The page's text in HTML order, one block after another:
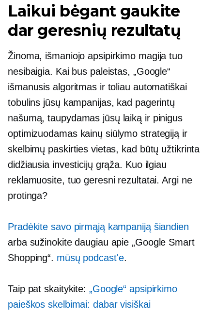
Laikui bėgant gaukite
dar geresnių rezultatų
Žinoma, išmaniojo apsipirkimo magija tuo
nesibaigia. Kai bus paleistas, „Google“
išmanusis algoritmas ir toliau automatiškai
tobulins jūsų kampanijas, kad pagerintų
našumą, taupydamas jūsų laiką ir pinigus
optimizuodamas kainų siūlymo strategiją ir
skelbimų paskirties vietas, kad būtų užtikrinta
didžiausia investicijų grąža. Kuo ilgiau
reklamuosite, tuo geresni rezultatai. Argi ne
protinga?
Pradėkite savo pirmąją kampaniją šiandien
arba sužinokite daugiau apie „Google Smart
Shopping“. mūsų podcast'e.
Taip pat skaitykite: „Google“ apsipirkimo
paieškos skelbimai: dabar visiškai